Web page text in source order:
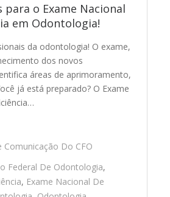
para o Exame Nacional
em Odontologia!
da odontologia! O exame,
dos novos
áreas de aprimoramento,
já está preparado? O Exame
Comunicação Do CFO
Federal De Odontologia,
, Exame Nacional De